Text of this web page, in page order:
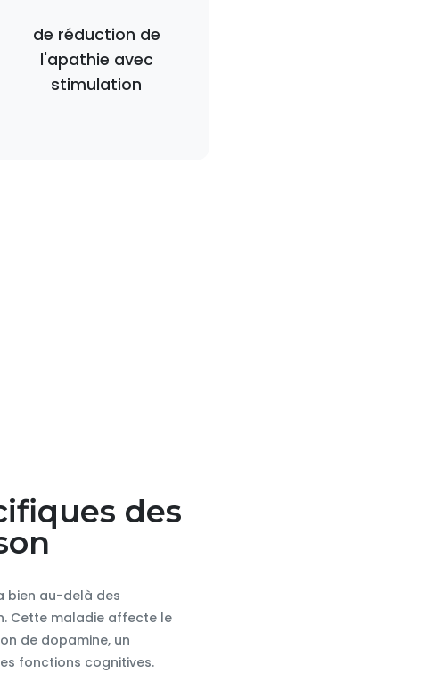
de réduction de
l'apathie avec
stimulation
des
bien au-delà des
Cette maladie affecte le
de dopamine, un
fonctions cognitives.